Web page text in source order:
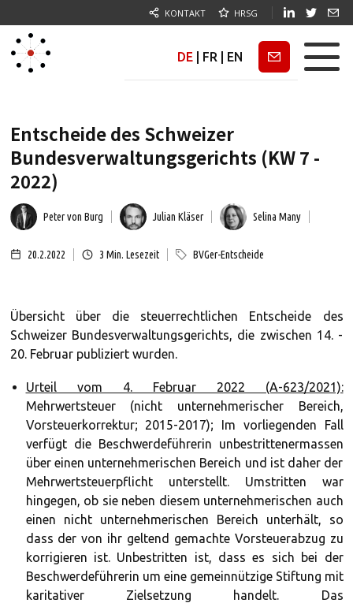
KONTAKT HRSG
DE FR EN Newsletter
Entscheide des Schweizer
Bundesverwaltungsgerichts (KW 7 -
2022)
Peter von Burg Julian Kläser Selina Many
20.2.2022 3 Min. Lesezeit BVGer-Entscheide
Übersicht über die steuerrechtlichen Entscheide des
Schweizer Bundesverwaltungsgerichts, die zwischen 14. -
20. Februar publiziert wurden.
Urteil vom 4. Februar 2022 (A-623/2021):
Mehrwertsteuer (nicht unternehmerischer Bereich,
Vorsteuerkorrektur; 2015-2017); Im vorliegenden Fall
verfügt die Beschwerdeführerin unbestrittenermassen
über einen unternehmerischen Bereich und ist daher der
Mehrwertsteuerpflicht unterstellt. Umstritten war
hingegen, ob sie neben diesem unternehmerischen auch
einen nicht unternehmerischen Bereich unterhält, so
dass der von ihr geltend gemachte Vorsteuerabzug zu
korrigieren ist. Unbestritten ist, dass es sich bei der
Beschwerdeführerin um eine gemeinnützige Stiftung mit
karitativer Zielsetzung handelt. Das